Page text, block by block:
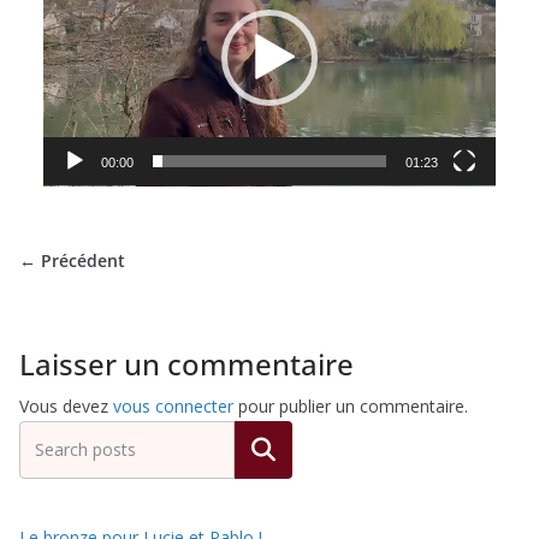
de
Hockey
Subaquatique
de
Pessac
00:00 01:23
← Précédent
Laisser un commentaire
Vous devez vous connecter pour publier un commentaire.
Rechercher